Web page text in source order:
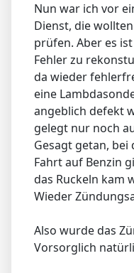
Nun war ich vor
Dienst, die
prüfen. Aber es
Fehler zu
da wieder
eine
angeblich defekt
gelegt nur noch
Gesagt getan,
Fahrt auf Benzin
das Ruckeln kam
Wieder
Also wurde das
Vorsorglich